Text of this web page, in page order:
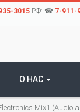
3015РФ: ☎ 7-911-
О НАС
Mix1 (Audio